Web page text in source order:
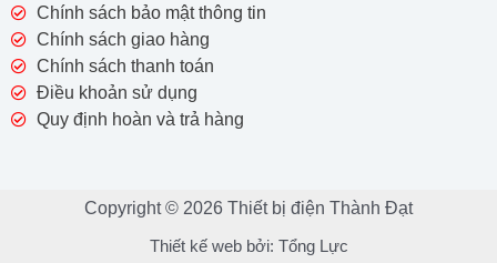
o
k
e
Chính sách bảo mật thông tin
Chính sách giao hàng
Chính sách thanh toán
Điều khoản sử dụng
Quy định hoàn và trả hàng
Copyright © 2026 Thiết bị điện Thành Đạt
Thiết kế web bởi: Tổng Lực